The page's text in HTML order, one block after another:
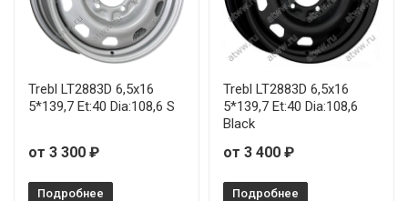
Trebl LT2883D 6,5x16
5*139,7 Et:40 Dia:108,6 S
от 3 300 ₽
Подробнее
Trebl LT2883D 6,5x16
5*139,7 Et:40 Dia:108,6
Black
от 3 400 ₽
Подробнее